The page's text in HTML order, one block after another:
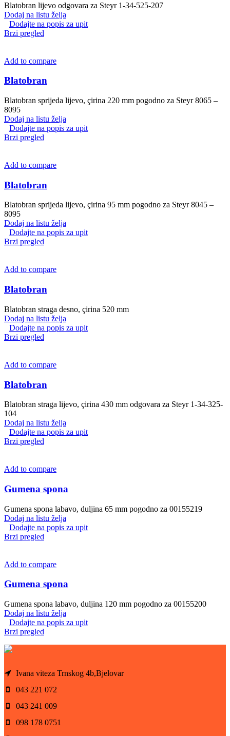
Blatobran lijevo odgovara za Steyr 1-34-525-207
Dodaj na listu želja
Dodajte na popis za upit
Brzi pregled
Add to compare
Blatobran
Blatobran sprijeda lijevo, çirina 220 mm pogodno za Steyr 8065 –
8095
Dodaj na listu želja
Dodajte na popis za upit
Brzi pregled
Add to compare
Blatobran
Blatobran sprijeda lijevo, çirina 95 mm pogodno za Steyr 8045 –
8095
Dodaj na listu želja
Dodajte na popis za upit
Brzi pregled
Add to compare
Blatobran
Blatobran straga desno, çirina 520 mm
Dodaj na listu želja
Dodajte na popis za upit
Brzi pregled
Add to compare
Blatobran
Blatobran straga lijevo, çirina 430 mm odgovara za Steyr 1-34-325-
104
Dodaj na listu želja
Dodajte na popis za upit
Brzi pregled
Add to compare
Gumena spona
Gumena spona labavo, duljina 65 mm pogodno za 00155219
Dodaj na listu želja
Dodajte na popis za upit
Brzi pregled
Add to compare
Gumena spona
Gumena spona labavo, duljina 120 mm pogodno za 00155200
Dodaj na listu želja
Dodajte na popis za upit
Brzi pregled
Ivana viteza Trnskog 4b,Bjelovar
043 221 072
043 241 009
098 178 0751